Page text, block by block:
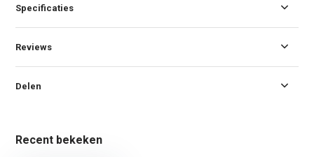
Specificaties
Reviews
Delen
Recent bekeken